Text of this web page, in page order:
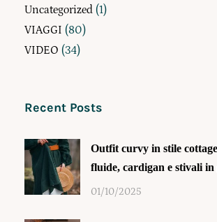
Uncategorized (1)
VIAGGI (80)
VIDEO (34)
Recent Posts
Outfit curvy in stile
fluide, cardigan e stivali in
01/10/2025